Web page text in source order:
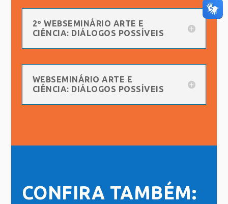
2º WEBSEMINÁRIO ARTE E
CIÊNCIA: DIÁLOGOS POSSÍVEIS
WEBSEMINÁRIO ARTE E
CIÊNCIA: DIÁLOGOS POSSÍVEIS
CONFIRA TAMBÉM: